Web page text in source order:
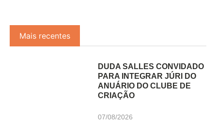
Mais recentes
DUDA SALLES CONVIDADO
PARA INTEGRAR JÚRI DO
ANUÁRIO DO CLUBE DE
CRIAÇÃO
07/08/2026